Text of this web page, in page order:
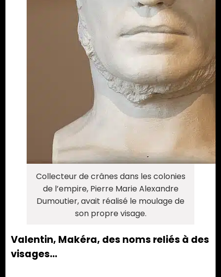
Collecteur de crânes dans les colonies
de l’empire, Pierre Marie Alexandre
Dumoutier, avait réalisé le moulage de
son propre visage.
Valentin, Makéra, des noms reliés à des
visages…